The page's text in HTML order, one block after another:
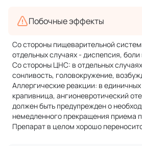
Побочные эффекты
Со стороны пищеварительной
отдельных случаях - диспепсия,
Со стороны ЦНС: в отдельных
сонливость, головокружение,
Аллергические реакции: в
крапивница, ангионевротический
должен быть предупрежден о
немедленного прекращения приема
Препарат в целом хорошо